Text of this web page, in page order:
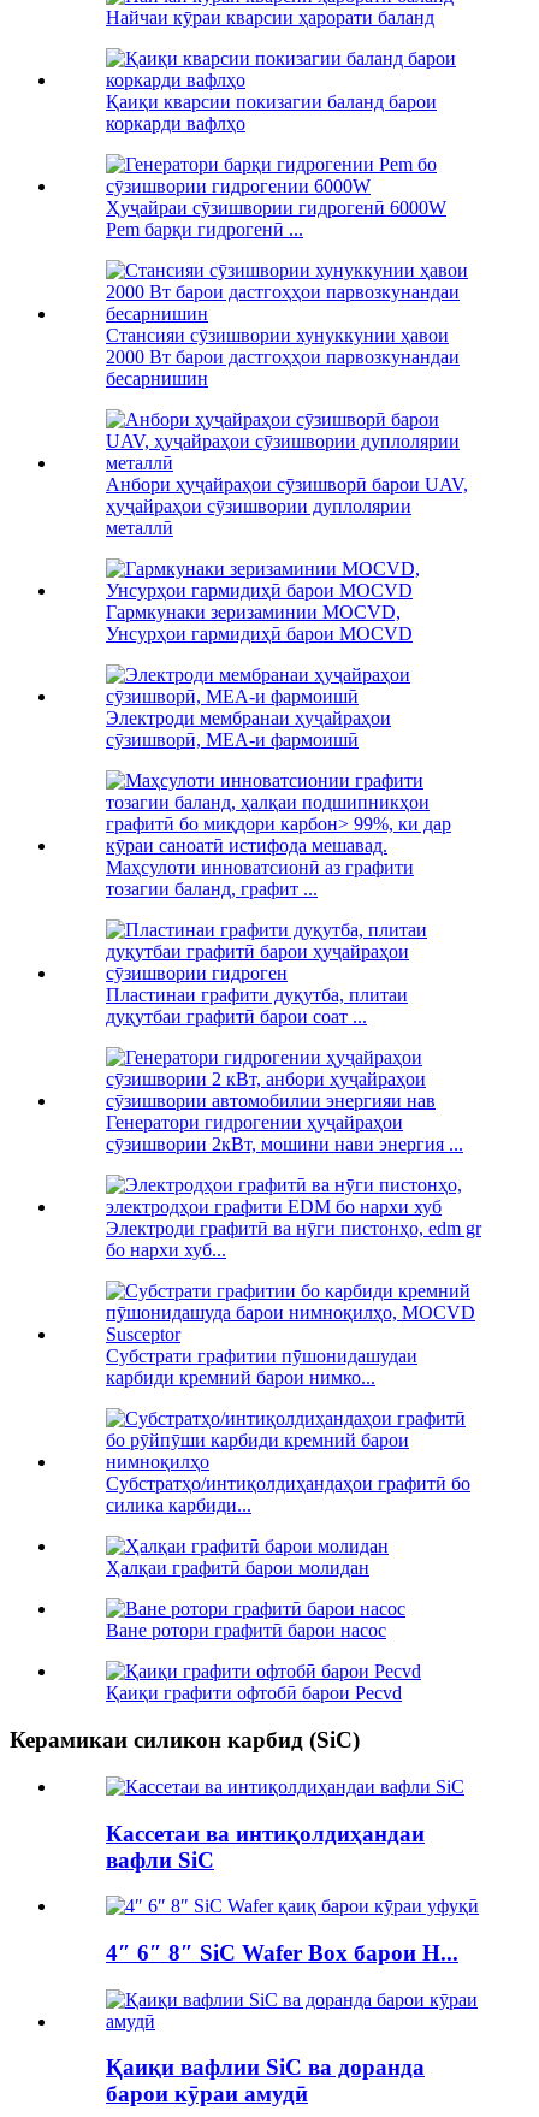
Найчаи кӯраи кварсии ҳарорати баланд
Қаиқи кварсии покизагии баланд барои
коркарди вафлҳо
Ҳуҷайраи сӯзишвории гидрогенӣ 6000W
Pem барқи гидрогенӣ ...
Стансияи сӯзишвории хунуккунии ҳавои
2000 Вт барои дастгоҳҳои парвозкунандаи
бесарнишин
Анбори ҳуҷайраҳои сӯзишворӣ барои UAV,
ҳуҷайраҳои сӯзишвории дуплолярии
металлӣ
Гармкунаки зеризаминии MOCVD,
Унсурҳои гармидиҳӣ барои MOCVD
Электроди мембранаи ҳуҷайраҳои
сӯзишворӣ, MEA-и фармоишӣ
Маҳсулоти инноватсионӣ аз графити
тозагии баланд, графит ...
Пластинаи графити дуқутба, плитаи
дуқутбаи графитӣ барои соат ...
Генератори гидрогении ҳуҷайраҳои
сӯзишвории 2кВт, мошини нави энергия ...
Электроди графитӣ ва нӯги пистонҳо, edm gr
бо нархи хуб...
Субстрати графитии пӯшонидашудаи
карбиди кремний барои нимко...
Субстратҳо/интиқолдиҳандаҳои графитӣ бо
силика карбиди...
Ҳалқаи графитӣ барои молидан
Ване ротори графитӣ барои насос
Қаиқи графити офтобӣ барои Pecvd
Керамикаи силикон карбид (SiC)
Кассетаи ва интиқолдиҳандаи
вафли SiC
4″ 6″ 8″ SiC Wafer Box барои H...
Қаиқи вафлии SiC ва доранда
барои кӯраи амудӣ